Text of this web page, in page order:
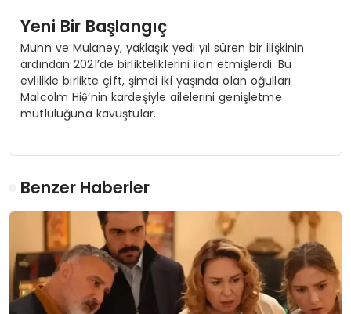
Yeni Bir Başlangıç
Munn ve Mulaney, yaklaşık yedi yıl süren bir ilişkinin
ardından 2021’de birlikteliklerini ilan etmişlerdi. Bu
evlilikle birlikte çift, şimdi iki yaşında olan oğulları
Malcolm Hiệ’nin kardeşiyle ailelerini genişletme
mutluluğuna kavuştular.
Benzer Haberler